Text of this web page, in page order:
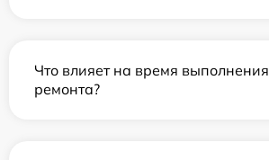
Что влияет на время выполнения
ремонта?